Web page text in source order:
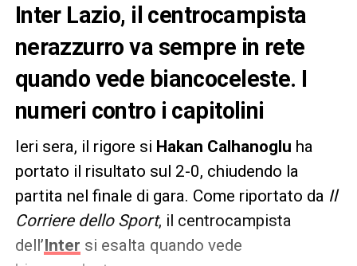
Inter Lazio, il centrocampista
nerazzurro va sempre in rete
quando vede biancoceleste. I
numeri contro i capitolini
Ieri sera, il rigore si Hakan Calhanoglu ha
portato il risultato sul 2-0, chiudendo la
partita nel finale di gara. Come riportato da Il
Corriere dello Sport, il centrocampista
dell’Inter si esalta quando vede